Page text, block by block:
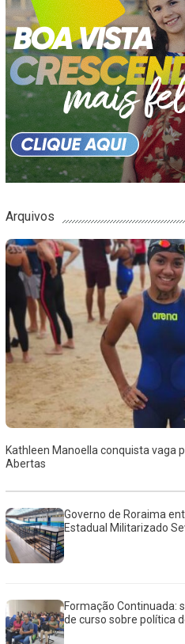
Arquivos
Kathleen Manoella conquista vaga
Abertas
Governo de Roraima
Estadual Militarizado
Formação Continuada:
de curso sobre política